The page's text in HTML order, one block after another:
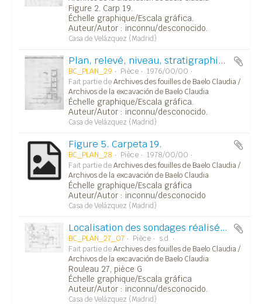
Figure 2. Carp 19.
Échelle graphique/Escala gráfica.
Auteur/Autor : inconnu/desconocido.
Casa de Velázquez (Madrid)
Plan, relevé, niveau, stratigraphie.../Plano, alzado, planta, estratigrafía...
BC_PLAN_29 Pièce
1976/00/00
Fait partie deArchives des fouilles de Baelo Claudia /
Archivos de la excavación de Baelo Claudia
Échelle graphique/Escala gráfica.
Auteur/Autor : inconnu/desconocido.
Casa de Velázquez (Madrid)
Figure 5. Carpeta 19.
BC_PLAN_28 Pièce
1978/00/00
Fait partie deArchives des fouilles de Baelo Claudia /
Archivos de la excavación de Baelo Claudia
Échelle graphique/Escala gráfica
Auteur/Autor : inconnu/desconocido
Casa de Velázquez (Madrid)
Localisation des sondages réalisés dans la zone des temples du capitole.
BC_PLAN_27_07 Pièce
s.d.
Fait partie deArchives des fouilles de Baelo Claudia /
Archivos de la excavación de Baelo Claudia
Rouleau 27, pièce G
Échelle graphique/Escala gráfica
Auteur/Autor : inconnu/desconocido.
Casa de Velázquez (Madrid)